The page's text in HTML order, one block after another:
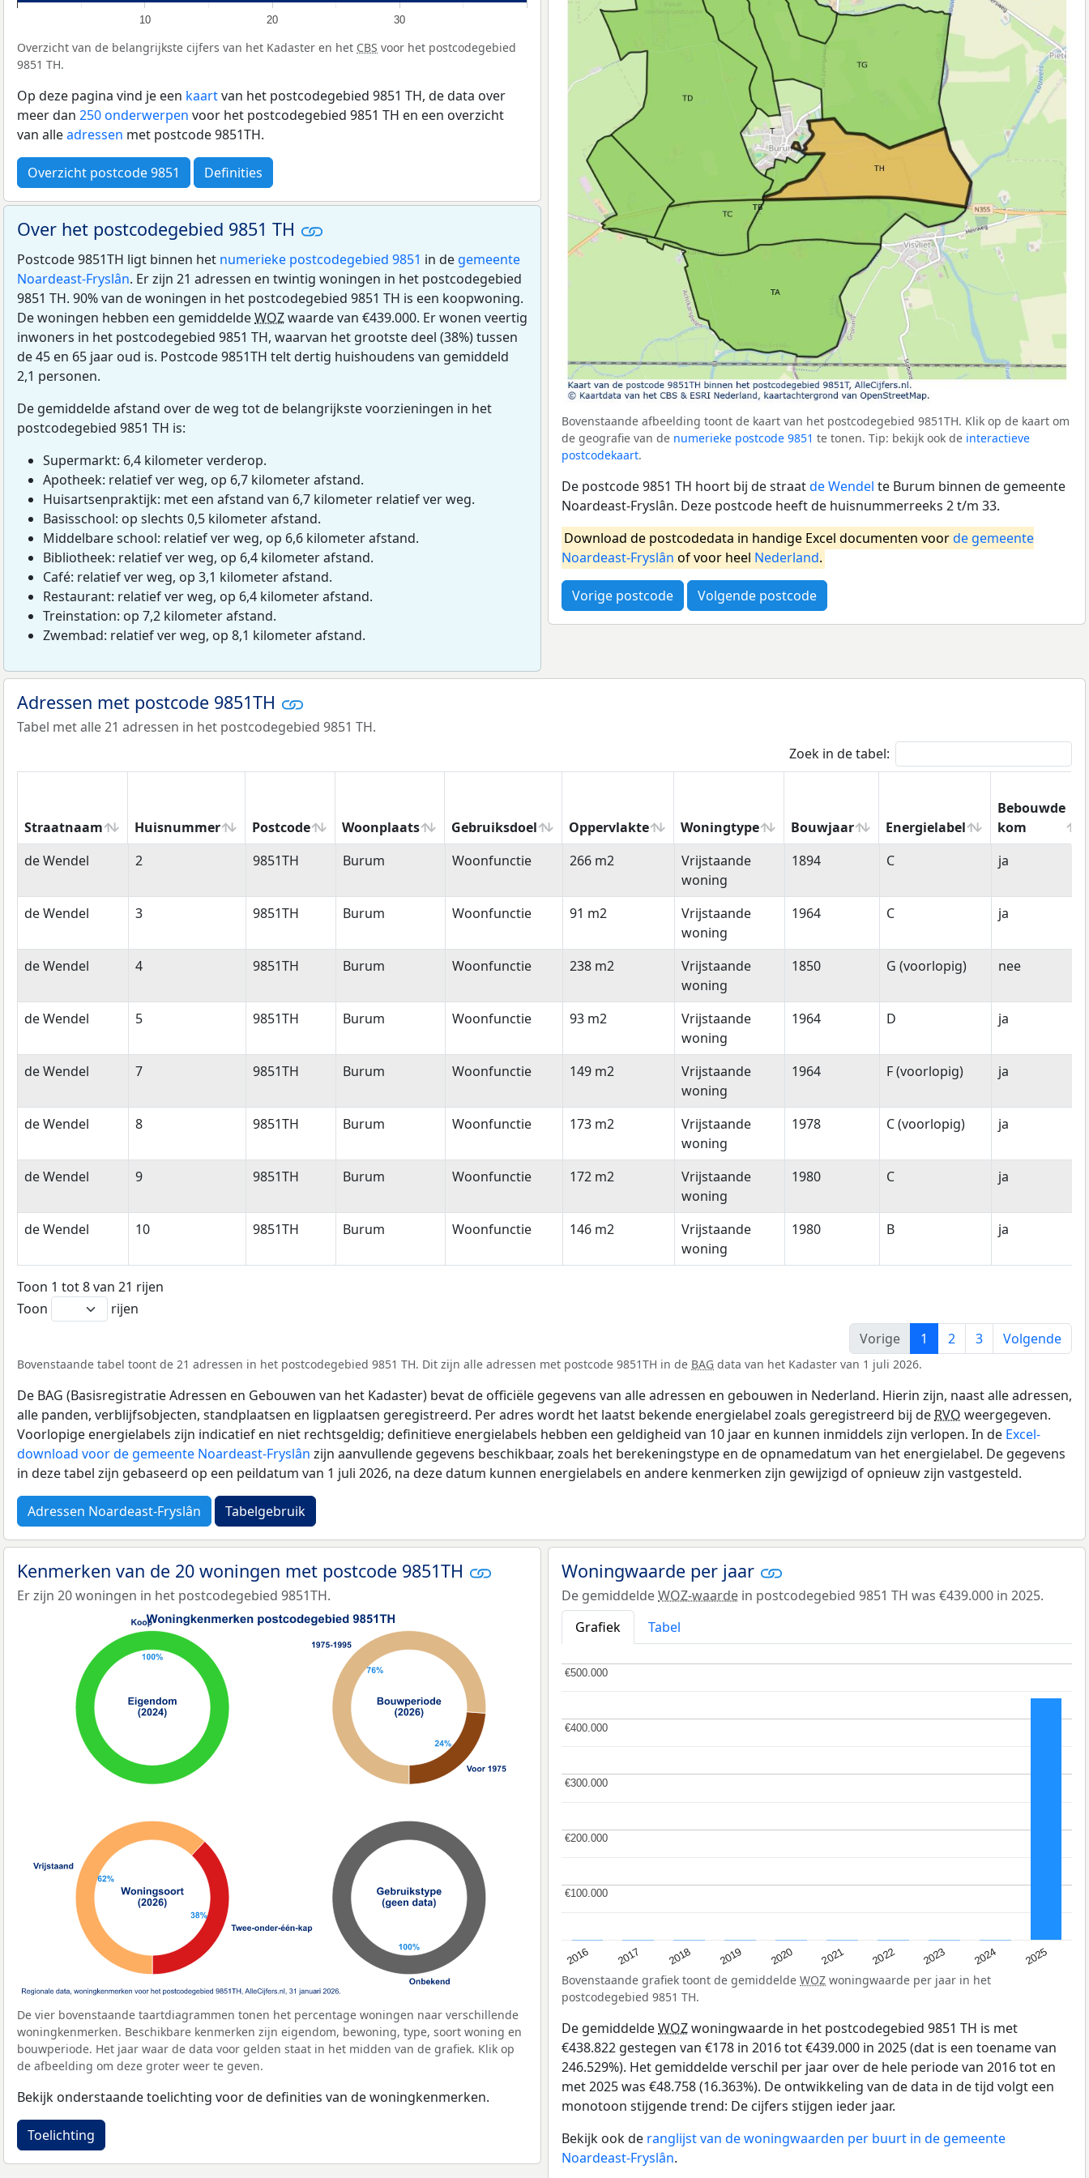
10 20 30
Overzicht van de belangrijkste cijfers van het Kadaster en het CBS voor het postcodegebied
9851 TH.
Op deze pagina vind je een kaartvan het postcodegebied 9851 TH, de data over
meer dan 250 onderwerpen voor het postcodegebied 9851 TH en een overzicht
van alleadressen met postcode 9851TH.
Overzicht postcode 9851 Definities
Over het postcodegebied 9851 TH
Postcode 9851TH ligt binnen het numerieke postcodegebied 9851 in de gemeente
Noardeast-Fryslân. Er zijn 21 adressen en twintig woningen in het postcodegebied
9851 TH. 90% van de woningen in het postcodegebied 9851 TH is een koopwoning.
De woningen hebben een gemiddeldeWOZwaarde van €439.000. Er wonen veertig
inwoners in het postcodegebied 9851 TH, waarvan het grootste deel (38%) tussen
de 45 en 65 jaar oud is. Postcode 9851TH telt dertig huishoudens van gemiddeld
2,1 personen.
De gemiddelde afstand over de weg tot de belangrijkste voorzieningen in het
postcodegebied 9851 TH is:
Supermarkt: 6,4 kilometer verderop.
Apotheek: relatief ver weg, op 6,7 kilometer afstand.
Huisartsenpraktijk: met een afstand van 6,7 kilometer relatief ver weg.
Basisschool: op slechts 0,5 kilometer afstand.
Middelbare school: relatief ver weg, op 6,6 kilometer afstand.
Bibliotheek: relatief ver weg, op 6,4 kilometer afstand.
Café: relatief ver weg, op 3,1 kilometer afstand.
Restaurant: relatief ver weg, op 6,4 kilometer afstand.
Treinstation: op 7,2 kilometer afstand.
Zwembad: relatief ver weg, op 8,1 kilometer afstand.
Bovenstaande afbeelding toont de kaart van het postcodegebied 9851TH. Klik op de kaart om
de geografie van de numerieke postcode 9851 te tonen. Tip: bekijk ook de interactieve
postcodekaart.
De postcode 9851 TH hoort bij de straatde Wendel te Burum binnen de gemeente
Noardeast-Fryslân. Deze postcode heeft de huisnummerreeks 2 t/m 33.
Download de postcodedata in handige Excel documenten voorde gemeente
Noardeast-Fryslân of voor heel Nederland.
Vorige postcode Volgende postcode
Adressen met postcode 9851TH
Tabel met alle 21 adressen in het postcodegebied 9851 TH.
Zoek in de tabel:
Straatnaam Huisnummer Postcode Woonplaats Gebruiksdoel Oppervlakte Woningtype Bouwjaar Energielabel
Bebouwde
kom
Straatnaam
Huisnummer Postcode Woonplaats Gebruiksdoel Oppervlakte Woningtype Bouwjaar Energielabel
Bebouwde
kom
de Wendel 2 9851TH Burum Woonfunctie 266 m2
Vrijstaande
woning
1894 C ja
de Wendel 3 9851TH Burum Woonfunctie 91 m2
Vrijstaande
woning
1964 C ja
de Wendel 4 9851TH Burum Woonfunctie 238 m2
Vrijstaande
woning
1850 G (voorlopig) nee
de Wendel 5 9851TH Burum Woonfunctie 93 m2
Vrijstaande
woning
1964 D ja
de Wendel 7 9851TH Burum Woonfunctie 149 m2
Vrijstaande
woning
1964 F (voorlopig) ja
de Wendel 8 9851TH Burum Woonfunctie 173 m2
Vrijstaande
woning
1978 C (voorlopig) ja
de Wendel 9 9851TH Burum Woonfunctie 172 m2
Vrijstaande
woning
1980 C ja
de Wendel 10 9851TH Burum Woonfunctie 146 m2
Vrijstaande
woning
1980 B ja
Toon 1 tot 8 van 21 rijen
Toon
rijen
Vorige
1 2 3 Volgende
Bovenstaande tabel toont de 21 adressen in het postcodegebied 9851 TH. Dit zijn alle adressen met postcode 9851TH in de BAG data van het Kadaster van 1 juli 2026.
De BAG (Basisregistratie Adressen en Gebouwen van het Kadaster) bevat de officiële gegevens van alle adressen en gebouwen in Nederland. Hierin zijn, naast alle adressen,
alle panden, verblijfsobjecten, standplaatsen en ligplaatsen geregistreerd. Per adres wordt het laatst bekende energielabel zoals geregistreerd bij de RVO weergegeven.
Voorlopige energielabels zijn indicatief en niet rechtsgeldig; definitieve energielabels hebben een geldigheid van 10 jaar en kunnen inmiddels zijn verlopen. In de Excel-
download voor de gemeente Noardeast-Fryslân zijn aanvullende gegevens beschikbaar, zoals het berekeningstype en de opnamedatum van het energielabel. De gegevens
in deze tabel zijn gebaseerd op een peildatum van 1 juli 2026, na deze datum kunnen energielabels en andere kenmerken zijn gewijzigd of opnieuw zijn vastgesteld.
Adressen Noardeast-Fryslân Tabelgebruik
Kenmerken van de 20 woningen met postcode 9851TH
Er zijn 20 woningen in het postcodegebied 9851TH.
De vier bovenstaande taartdiagrammen tonen het percentage woningen naar verschillende
woningkenmerken. Beschikbare kenmerken zijn eigendom, bewoning, type, soort woning en
bouwperiode. Het jaar waar de data voor gelden staat in het midden van de grafiek. Klik op
de afbeelding om deze groter weer te geven.
Bekijk onderstaande toelichting voor de definities van de woningkenmerken.
Toelichting
Woningwaarde per jaar
De gemiddeldeWOZ-waarde in postcodegebied 9851 TH was €439.000 in 2025.
Grafiek
Tabel
2016 2017 2018 2019 2020 2021 2022 2023 2024 2025
€100.000
€100.000
€200.000
€200.000
€300.000
€300.000
€400.000
€400.000
€500.000
€500.000
Bovenstaande grafiek toont de gemiddelde WOZ woningwaarde per jaar in het
postcodegebied 9851 TH.
De gemiddeldeWOZwoningwaarde in het postcodegebied 9851 TH is met
€438.822 gestegen van €178 in 2016 tot €439.000 in 2025 (dat is een toename van
246.529%). Het gemiddelde verschil per jaar over de hele periode van 2016 tot en
met 2025 was €48.758 (16.363%). De ontwikkeling van de data in de tijd volgt een
monotoon stijgende trend: De cijfers stijgen ieder jaar.
Bekijk ook de ranglijst van de woningwaarden per buurt in de gemeente
Noardeast-Fryslân.